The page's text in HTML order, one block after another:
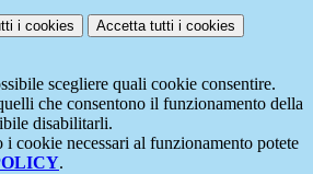
i cookies Accetta tutti i cookies
scegliere quali cookie consentire.
che consentono il funzionamento della
disabilitarli.
i cookie necessari al funzionamento potete
.